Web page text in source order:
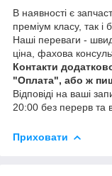
В наявності є
преміум класу, так і
Наші переваги -
ціна, фахова
Контакти
"Оплата", або ж
Відповіді на ваші
20:00 без перерв та
Приховати